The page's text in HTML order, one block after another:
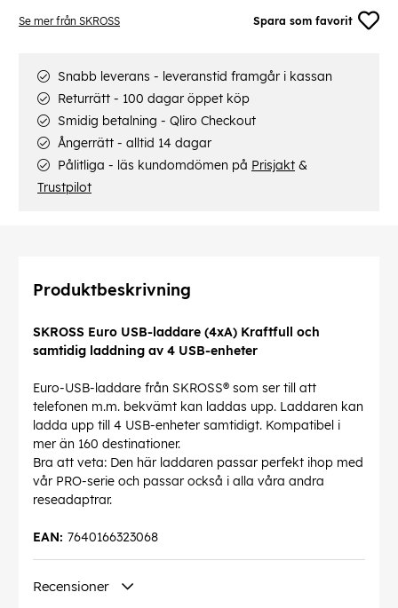
Se mer från SKROSS Spara som favorit
Snabb leverans - leveranstid framgår i kassan
Returrätt - 100 dagar öppet köp
Smidig betalning - Qliro Checkout
Ångerrätt - alltid 14 dagar
Pålitliga - läs kundomdömen på Prisjakt &
Trustpilot
Produktbeskrivning
SKROSS Euro USB-laddare (4xA) Kraftfull och
samtidig laddning av 4 USB-enheter
Euro-USB-laddare från SKROSS® som ser till att
telefonen m.m. bekvämt kan laddas upp. Laddaren kan
ladda upp till 4 USB-enheter samtidigt. Kompatibel i
mer än 160 destinationer.
Bra att veta: Den här laddaren passar perfekt ihop med
vår PRO-serie och passar också i alla våra andra
reseadaptrar.
7640166323068
EAN:
Recensioner